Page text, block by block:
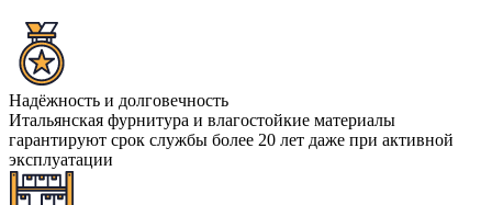
Надёжность и долговечность
Итальянская фурнитура и влагостойкие материалы
гарантируют срок службы более 20 лет даже при активной
эксплуатации